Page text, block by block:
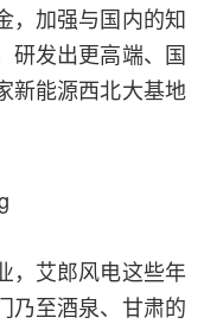
，加强与国内的知
研发出更高端、国
新能源西北大基地
，艾郎风电这些年
乃至酒泉、甘肃的